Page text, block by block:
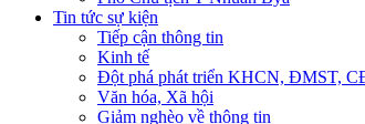
Tin tức sự kiện
Tiếp cận thông tin
Kinh tế
Đột phá phát triển KHCN, ĐMST,
Văn hóa, Xã hội
Giảm nghèo về thông tin